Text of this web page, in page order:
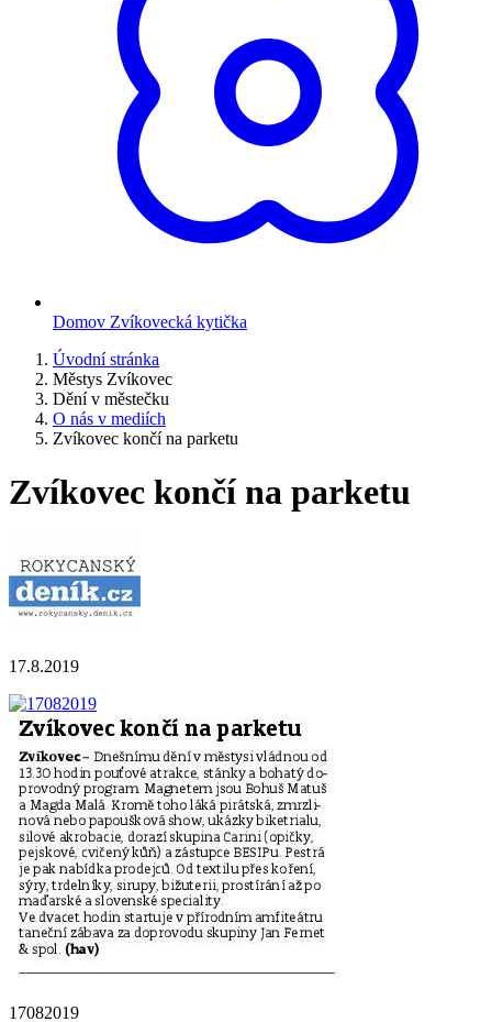
Domov Zvíkovecká kytička
Úvodní stránka
Městys Zvíkovec
Dění v městečku
O nás v mediích
Zvíkovec končí na parketu
Zvíkovec končí na parketu
17.8.2019
17082019